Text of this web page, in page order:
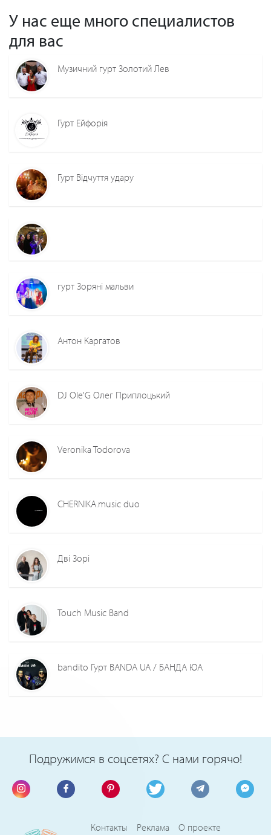
У нас еще много специалистов
для вас
Музичний гурт Золотий Лев
Гурт Ейфорія
Гурт Відчуття удару
гурт Зоряні мальви
Антон Каргатов
DJ Ole'G Олег Приплоцький
Veronika Todorova
CHERNIKA.music duo
Дві Зорі
Touch Music Band
bandito Гурт BANDA UA / БАНДА ЮА
Подружимся в соцсетях? С нами горячо!
Контакты Реклама О проекте